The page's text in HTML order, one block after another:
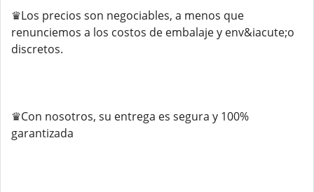
♛Los precios son negociables, a menos que
renunciemos a los costos de embalaje y env&iacute;o
discretos.
♛Con nosotros, su entrega es segura y 100%
garantizada